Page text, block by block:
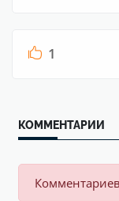
1
КОММЕНТАРИИ